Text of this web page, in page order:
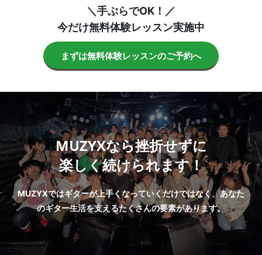
＼手ぶらでOK！／
今だけ無料体験レッスン実施中
まずは無料体験レッスンのご予約へ
MUZYXなら挫折せずに
楽しく続けられます！
MUZYXではギターが上手くなっていくだけではなく、あなた
のギター生活を支えるたくさんの要素があります。